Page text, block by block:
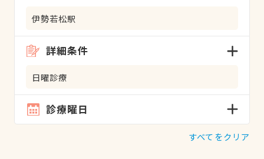
伊勢若松駅
詳細条件
日曜診療
診療曜日
すべてをクリア